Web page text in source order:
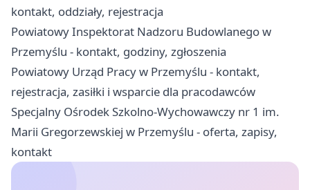
kontakt, oddziały, rejestracja
Powiatowy Inspektorat Nadzoru Budowlanego w
Przemyślu - kontakt, godziny, zgłoszenia
Powiatowy Urząd Pracy w Przemyślu - kontakt,
rejestracja, zasiłki i wsparcie dla pracodawców
Specjalny Ośrodek Szkolno-Wychowawczy nr 1 im.
Marii Gregorzewskiej w Przemyślu - oferta, zapisy,
kontakt